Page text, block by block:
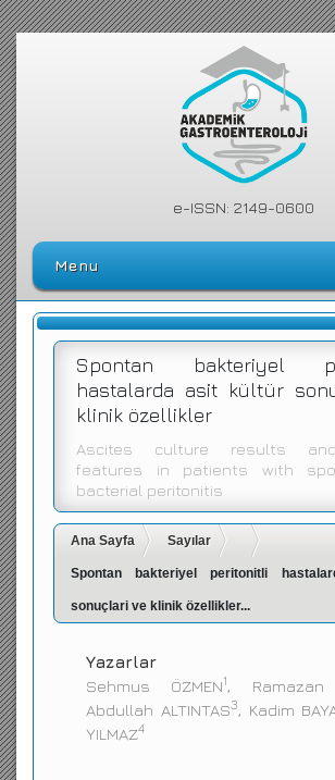
e-ISSN: 2149-0600
Menu
Ana Sayfa
Dergi Kılavuzu
Arama Yap
İletişim
Spontan bakteriyel
hastalarda asit kültür
klinik özellikler
Ascites culture results
features in patients with
bacterial peritonitis
Ana Sayfa Sayılar
Spontan bakteriyel peritonitli
sonuçlari ve klinik özellikler...
Yazarlar
Sehmus ÖZMEN1, Ramazan
Abdullah ALTINTAS3, Kadim
YILMAZ4